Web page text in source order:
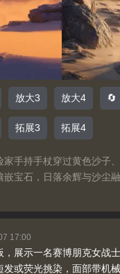
放大3 放大4 🔄
拓展3 拓展4
家手持手杖穿过黄色沙子
嵌宝石，日落余辉与沙尘
17:00
展示一名赛博朋克女战
或荧光挑染，面部带机